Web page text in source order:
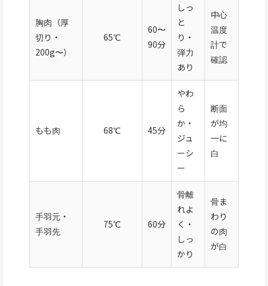
胸肉（厚
切り・
200g〜）
65℃
60〜
90分
しっ
と
り・
弾力
あり
中心
温度
計で
確認
もも肉 68℃ 45分
やわ
ら
か・
ジュ
ーシ
ー
断面
が均
一に
白
手羽元・
手羽先
75℃ 60分
骨離
れよ
く・
しっ
かり
骨ま
わり
の肉
が白